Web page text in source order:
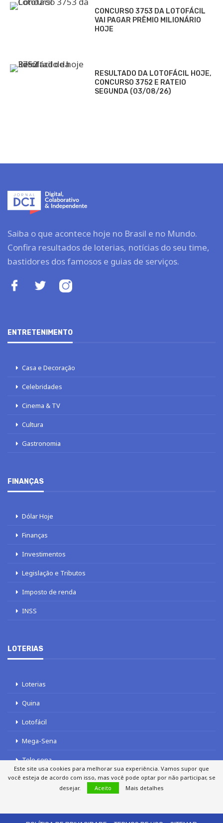
CONCURSO 3753 DA LOTOFÁCIL
VAI PAGAR PRÊMIO MILIONÁRIO
HOJE
RESULTADO DA LOTOFÁCIL HOJE,
CONCURSO 3752 E RATEIO
SEGUNDA (03/08/26)
Saiba o que acontece hoje no Brasil e no Mundo.
Confira resultados de loterias, notícias do seu time,
bastidores dos famosos e guias de serviços.
ENTRETENIMENTO
Casa e Decoração
Celebridades
Cinema & TV
Cultura
Gastronomia
FINANÇAS
Dólar Hoje
Finanças
Investimentos
Legislação e Tributos
Imposto de renda
INSS
LOTERIAS
Loterias
Quina
Lotofácil
Mega-Sena
Tele sena
Este site usa cookies para melhorar sua experiência. Vamos supor que
você esteja de acordo com isso, mas você pode optar por não participar, se
desejar.
Aceito Mais detalhes